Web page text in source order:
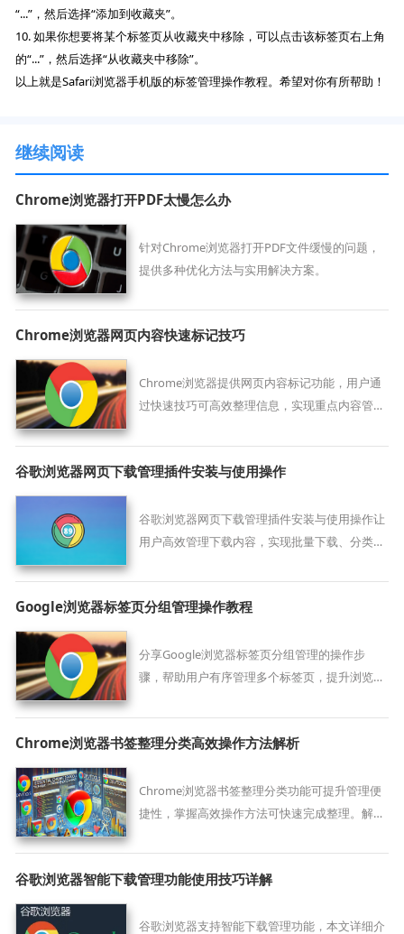
“...”，然后选择“添加到收藏夹”。
10. 如果你想要将某个标签页从收藏夹中移除，可以点击该标签页右上角
的“...”，然后选择“从收藏夹中移除”。
以上就是Safari浏览器手机版的标签管理操作教程。希望对你有所帮助！
继续阅读
Chrome浏览器打开PDF太慢怎么办
针对Chrome浏览器打开PDF文件缓慢的问题，
提供多种优化方法与实用解决方案。
Chrome浏览器网页内容快速标记技巧
Chrome浏览器提供网页内容标记功能，用户通
过快速技巧可高效整理信息，实现重点内容管理
谷歌浏览器网页下载管理插件安装与使用操作
谷歌浏览器网页下载管理插件安装与使用操作让
用户高效管理下载内容，实现批量下载、分类整
Google浏览器标签页分组管理操作教程
分享Google浏览器标签页分组管理的操作步
骤，帮助用户有序管理多个标签页，提升浏览体
Chrome浏览器书签整理分类高效操作方法解析
Chrome浏览器书签整理分类功能可提升管理便
捷性，掌握高效操作方法可快速完成整理。解析
谷歌浏览器智能下载管理功能使用技巧详解
谷歌浏览器支持智能下载管理功能，本文详细介